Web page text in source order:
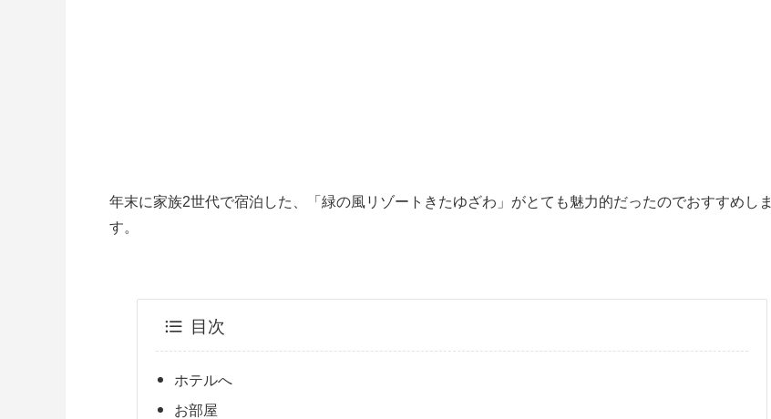
年末に家族2世代で宿泊した、「緑の風リゾートきたゆざわ」がとても魅力的だったのでおすすめしま
す。
目次
ホテルへ
お部屋